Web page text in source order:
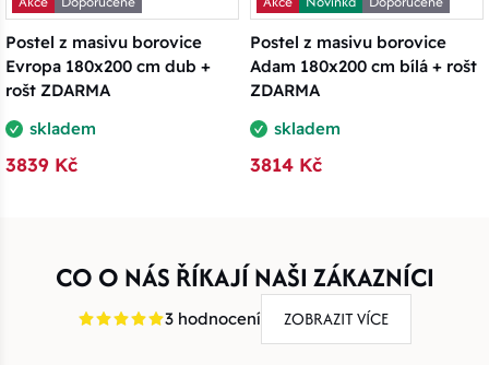
Postel z masivu borovice
Evropa 180x200 cm dub +
rošt ZDARMA
skladem
3839 Kč
Postel z masivu borovice
Adam 180x200 cm bílá + rošt
ZDARMA
skladem
3814 Kč
CO O NÁS ŘÍKAJÍ NAŠI ZÁKAZNÍCI
3 hodnocení ZOBRAZIT VÍCE